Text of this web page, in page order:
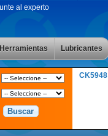
al experto
Herramientas Lubricantes
CK5948